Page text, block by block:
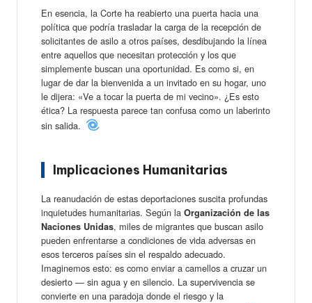
En esencia, la Corte ha reabierto una puerta hacia una
política que podría trasladar la carga de la recepción de
solicitantes de asilo a otros países, desdibujando la línea
entre aquellos que necesitan protección y los que
simplemente buscan una oportunidad. Es como si, en
lugar de dar la bienvenida a un invitado en su hogar, uno
le dijera: «Ve a tocar la puerta de mi vecino». ¿Es esto
ética? La respuesta parece tan confusa como un laberinto
sin salida.
Implicaciones Humanitarias
La reanudación de estas deportaciones suscita profundas
inquietudes humanitarias. Según la Organización de las
Naciones Unidas, miles de migrantes que buscan asilo
pueden enfrentarse a condiciones de vida adversas en
esos terceros países sin el respaldo adecuado.
Imaginemos esto: es como enviar a camellos a cruzar un
desierto — sin agua y en silencio. La supervivencia se
convierte en una paradoja donde el riesgo y la